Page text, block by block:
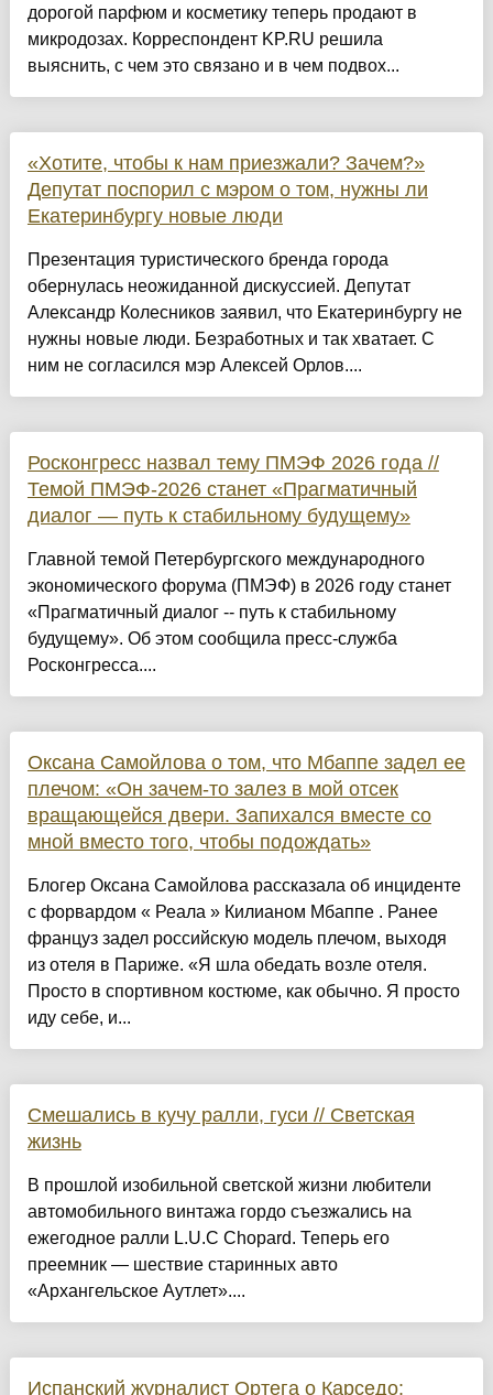
дорогой парфюм и косметику теперь продают в
микродозах. Корреспондент KP.RU решила
выяснить, с чем это связано и в чем подвох...
«Хотите, чтобы к нам приезжали? Зачем?»
Депутат поспорил с мэром о том, нужны ли
Екатеринбургу новые люди
Презентация туристического бренда города
обернулась неожиданной дискуссией. Депутат
Александр Колесников заявил, что Екатеринбургу не
нужны новые люди. Безработных и так хватает. С
ним не согласился мэр Алексей Орлов....
Росконгресс назвал тему ПМЭФ 2026 года //
Темой ПМЭФ-2026 станет «Прагматичный
диалог — путь к стабильному будущему»
Главной темой Петербургского международного
экономического форума (ПМЭФ) в 2026 году станет
«Прагматичный диалог -- путь к стабильному
будущему». Об этом сообщила пресс-служба
Росконгресса....
Оксана Самойлова о том, что Мбаппе задел ее
плечом: «Он зачем-то залез в мой отсек
вращающейся двери. Запихался вместе со
мной вместо того, чтобы подождать»
Блогер Оксана Самойлова рассказала об инциденте
с форвардом « Реала » Килианом Мбаппе . Ранее
француз задел российскую модель плечом, выходя
из отеля в Париже. «Я шла обедать возле отеля.
Просто в спортивном костюме, как обычно. Я просто
иду себе, и...
Смешались в кучу ралли, гуси // Светская
жизнь
В прошлой изобильной светской жизни любители
автомобильного винтажа гордо съезжались на
ежегодное ралли L.U.C Chopard. Теперь его
преемник — шествие старинных авто
«Архангельское Аутлет»....
Испанский журналист Ортега о Карседо: